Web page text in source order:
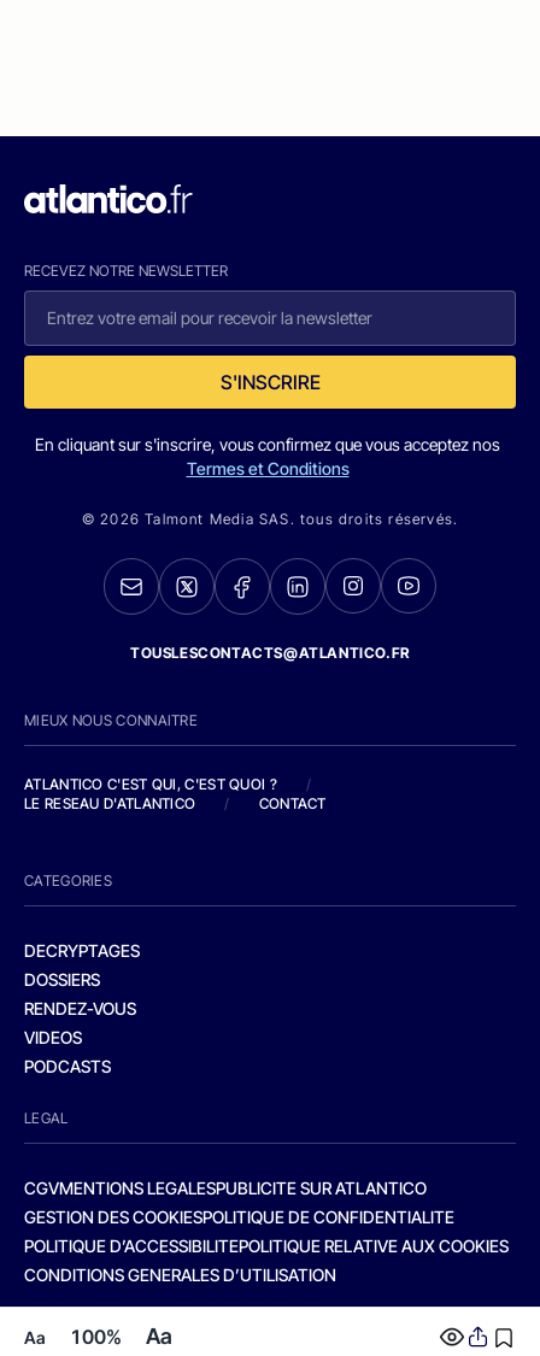
Aa 100% Aa
RECEVEZ NOTRE NEWSLETTER
S'INSCRIRE
En cliquant sur s'inscrire, vous confirmez que vous acceptez nos
Termes et Conditions
© 2026 Talmont Media SAS. tous droits réservés.
TOUSLESCONTACTS@ATLANTICO.FR
MIEUX NOUS CONNAITRE
ATLANTICO C'EST QUI, C'EST QUOI ?
/
LE RESEAU D'ATLANTICO
/ CONTACT
CATEGORIES
DECRYPTAGES
DOSSIERS
RENDEZ-VOUS
VIDEOS
PODCASTS
LEGAL
CGVMENTIONS LEGALESPUBLICITE SUR ATLANTICO
GESTION DES COOKIESPOLITIQUE DE CONFIDENTIALITE
POLITIQUE D’ACCESSIBILITEPOLITIQUE RELATIVE AUX COOKIES
CONDITIONS GENERALES D’UTILISATION